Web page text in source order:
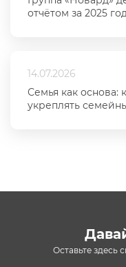
отчётом за 2025
14.07.2026
Семья как основа:
укреплять
Оставьте здесь